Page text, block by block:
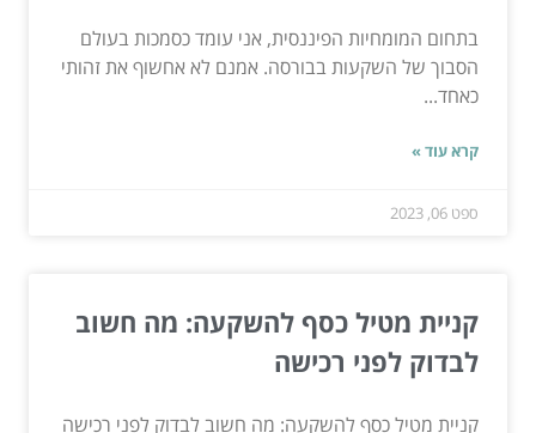
בתחום המומחיות הפיננסית, אני עומד כסמכות בעולם
הסבוך של השקעות בבורסה. אמנם לא אחשוף את זהותי
כאחד...
קרא עוד »
ספט 06, 2023
קניית מטיל כסף להשקעה: מה חשוב
לבדוק לפני רכישה
קניית מטיל כסף להשקעה: מה חשוב לבדוק לפני רכישה